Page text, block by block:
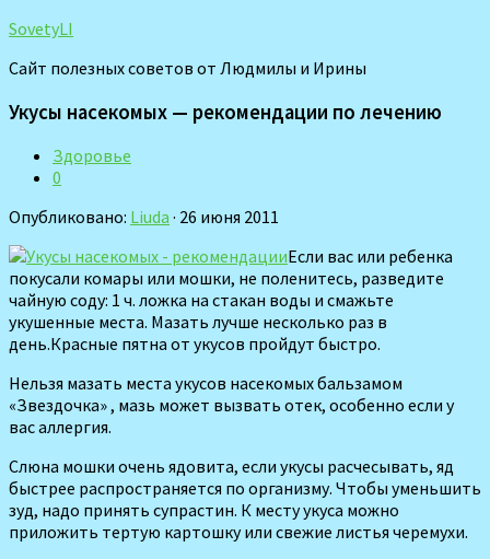
SovetyLI
Сайт полезных советов от Людмилы и Ирины
Укусы насекомых — рекомендации по лечению
Здоровье
0
Опубликовано: Liuda · 26 июня 2011
Если вас или ребенка
покусали комары или мошки, не поленитесь, разведите
чайную соду: 1 ч. ложка на стакан воды и смажьте
укушенные места. Мазать лучше несколько раз в
день.Красные пятна от укусов пройдут быстро.
Нельзя мазать места укусов насекомых бальзамом
«Звездочка» , мазь может вызвать отек, особенно если у
вас аллергия.
Слюна мошки очень ядовита, если укусы расчесывать, яд
быстрее распространяется по организму. Чтобы уменьшить
зуд, надо принять супрастин. К месту укуса можно
приложить тертую картошку или свежие листья черемухи.